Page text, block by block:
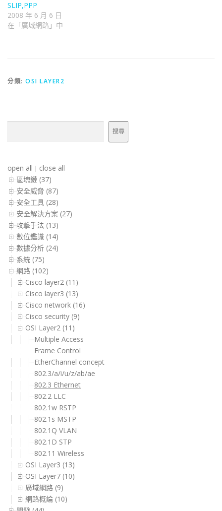
SLIP,PPP
2008 年 6 月 6 日
在「廣域網路」中
分類: OSI LAYER2
搜尋
open all | close all
區塊鏈 (37)
安全威脅 (87)
安全工具 (28)
安全解決方案 (27)
攻擊手法 (13)
數位鑑識 (14)
數據分析 (24)
系統 (75)
網路 (102)
Cisco layer2 (11)
Cisco layer3 (13)
Cisco network (16)
Cisco security (9)
OSI Layer2 (11)
Multiple Access
Frame Control
EtherChannel concept
802.3/a/i/u/z/ab/ae
802.3 Ethernet
802.2 LLC
802.1w RSTP
802.1s MSTP
802.1Q VLAN
802.1D STP
802.11 Wireless
OSI Layer3 (13)
OSI Layer7 (10)
廣域網路 (9)
網路概論 (10)